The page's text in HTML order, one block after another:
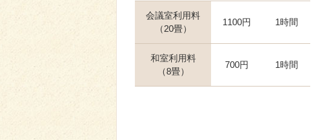
会議室利用料
（20畳）
1100円 1時間
和室利用料
（8畳）
700円 1時間